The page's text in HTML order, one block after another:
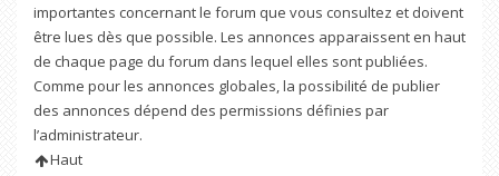
importantes concernant le forum que vous consultez et doivent
être lues dès que possible. Les annonces apparaissent en haut
de chaque page du forum dans lequel elles sont publiées.
Comme pour les annonces globales, la possibilité de publier
des annonces dépend des permissions définies par
l’administrateur.
Haut